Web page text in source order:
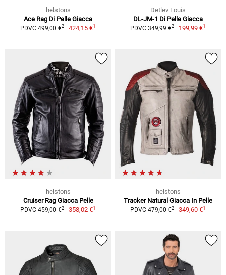
helstons
Ace Rag Di Pelle Giacca
PDVC 499,00 €2 424,15 €1
Detlev Louis
DL-JM-1 Di Pelle Giacca
PDVC 349,99 €2 199,99 €1
helstons
Cruiser Rag Giacca Pelle
PDVC 459,00 €2 358,02 €1
helstons
Tracker Natural Giacca In Pelle
PDVC 479,00 €2 349,60 €1